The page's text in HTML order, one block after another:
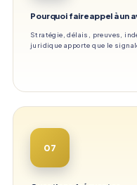
Pourquoi faire appel à un
Stratégie, délais, preuves,
juridique apporte que le
07